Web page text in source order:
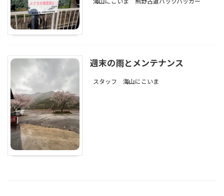
週末の雨とメンテナンス
スタッフ 海山にこいま